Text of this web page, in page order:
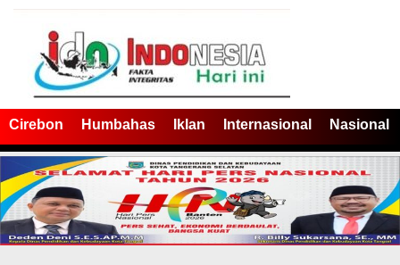
Cirebon Humbahas Iklan Internasional Nasional